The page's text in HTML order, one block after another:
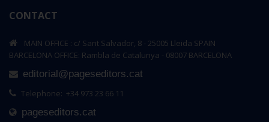
CONTACT
MAIN OFFICE : c/ Sant Salvador, 8 - 25005 Lleida SPAIN
BARCELONA OFFICE: Rambla de Catalunya - 08007 BARCELONA
editorial@pageseditors.cat
Telephone: +34 973 23 66 11
pageseditors.cat